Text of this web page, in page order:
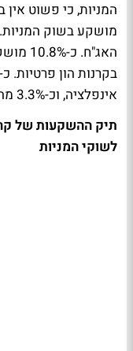
אינפלציה, וכ-3.3% מהתיק הם נכסים נזילים.
לשוקי המניות